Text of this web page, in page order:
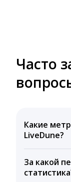
Часто
Какие
LiveDune?
динамике
За какой